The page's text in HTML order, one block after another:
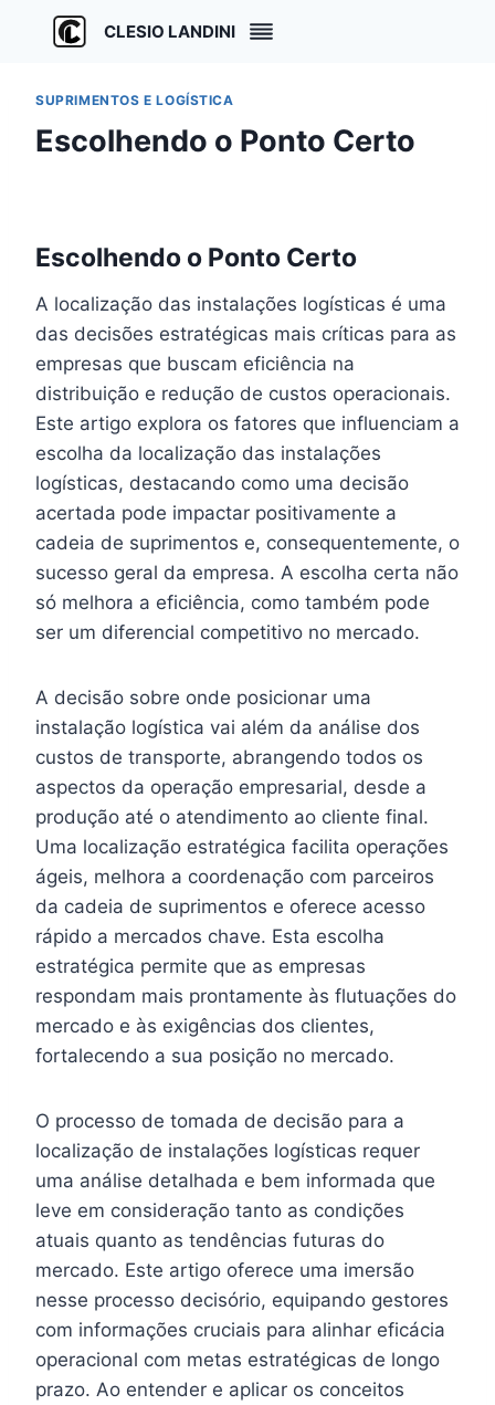
Conteúdo
CLESIO LANDINI
SUPRIMENTOS E LOGÍSTICA
Escolhendo o Ponto Certo
Escolhendo o Ponto Certo
A localização das instalações logísticas é uma
das decisões estratégicas mais críticas para as
empresas que buscam eficiência na
distribuição e redução de custos operacionais.
Este artigo explora os fatores que influenciam a
escolha da localização das instalações
logísticas, destacando como uma decisão
acertada pode impactar positivamente a
cadeia de suprimentos e, consequentemente, o
sucesso geral da empresa. A escolha certa não
só melhora a eficiência, como também pode
ser um diferencial competitivo no mercado.
A decisão sobre onde posicionar uma
instalação logística vai além da análise dos
custos de transporte, abrangendo todos os
aspectos da operação empresarial, desde a
produção até o atendimento ao cliente final.
Uma localização estratégica facilita operações
ágeis, melhora a coordenação com parceiros
da cadeia de suprimentos e oferece acesso
rápido a mercados chave. Esta escolha
estratégica permite que as empresas
respondam mais prontamente às flutuações do
mercado e às exigências dos clientes,
fortalecendo a sua posição no mercado.
O processo de tomada de decisão para a
localização de instalações logísticas requer
uma análise detalhada e bem informada que
leve em consideração tanto as condições
atuais quanto as tendências futuras do
mercado. Este artigo oferece uma imersão
nesse processo decisório, equipando gestores
com informações cruciais para alinhar eficácia
operacional com metas estratégicas de longo
prazo. Ao entender e aplicar os conceitos